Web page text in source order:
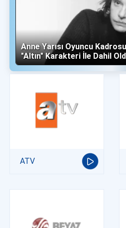
Anne Yarısı Oyuncu
"Altın" Karakteri İle Dahil
ATV